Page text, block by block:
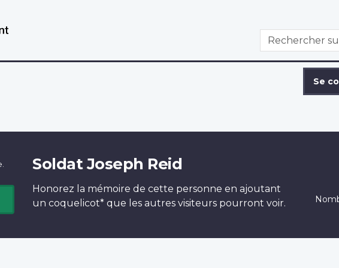
WxT
Search
Rechercher
Se
Soldat Joseph Reid
Honorez la mémoire de cette personne en ajoutant
un coquelicot* que les autres visiteurs pourront voir.